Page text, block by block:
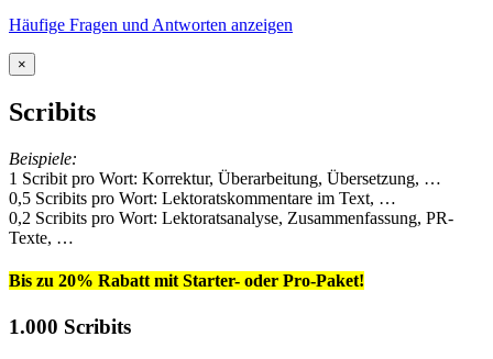
Häufige Fragen und Antworten anzeigen
×
Scribits
Beispiele:
1 Scribit pro Wort: Korrektur, Überarbeitung, Übersetzung, …
0,5 Scribits pro Wort: Lektoratskommentare im Text, …
0,2 Scribits pro Wort: Lektoratsanalyse, Zusammenfassung, PR-
Texte, …
Bis zu 20% Rabatt mit Starter- oder Pro-Paket!
1.000 Scribits